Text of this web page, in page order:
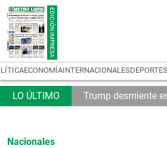
ECONOMÍAINTERNACIONALESDEPORTES
Trump desmiente
Nacionales